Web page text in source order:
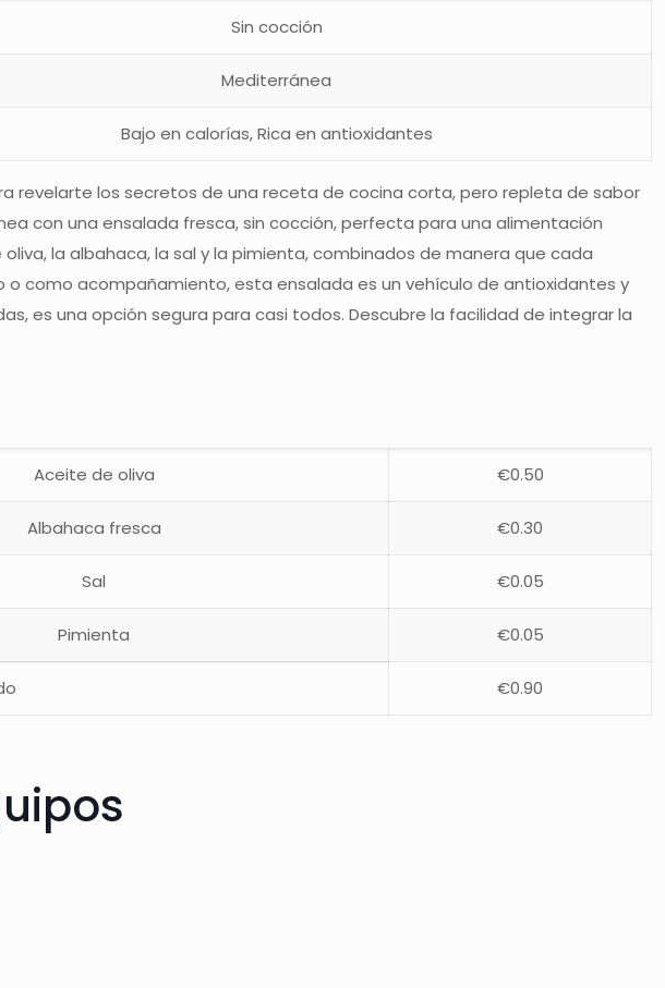
Sin cocción
Mediterránea
Bajo en calorías, Rica en antioxidantes
revelarte los secretos de una receta de cocina corta, pero repleta de sabor
con una ensalada fresca, sin cocción, perfecta para una alimentación
la albahaca, la sal y la pimienta, combinados de manera que cada
como acompañamiento, esta ensalada es un vehículo de antioxidantes y
es una opción segura para casi todos. Descubre la facilidad de integrar la
Aceite de oliva €0.50
Albahaca fresca €0.30
Sal €0.05
Pimienta €0.05
€0.90